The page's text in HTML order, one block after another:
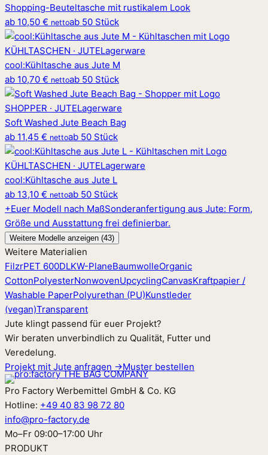
Shopping-Beuteltasche mit rustikalem Look
ab 10,50 € nettoab 50 Stück
KÜHLTASCHEN · JUTELagerware
cool:Kühltasche aus Jute M
ab 10,70 € nettoab 50 Stück
SHOPPER · JUTELagerware
Soft Washed Jute Beach Bag
ab 11,45 € nettoab 50 Stück
KÜHLTASCHEN · JUTELagerware
cool:Kühltasche aus Jute L
ab 13,10 € nettoab 50 Stück
+Euer Modell nach MaßSonderanfertigung aus Jute: Form,
Größe und Ausstattung frei definierbar.
Weitere Modelle anzeigen (43)
Weitere Materialien
FilzrPET 600DLKW-PlaneBaumwolleOrganic
CottonPolyesterNonwovenUpcyclingCanvasKraftpapier /
Washable PaperPolyurethan (PU)Kunstleder
(vegan)Transparent
Jute klingt passend für euer Projekt?
Wir beraten unverbindlich zu Qualität, Futter und
Veredelung.
Projekt mit Jute anfragen →Muster bestellen
Pro Factory Werbemittel GmbH & Co. KG
Hotline: +49 40 83 98 72 80
info@pro-factory.de
Mo–Fr 09:00–17:00 Uhr
PRODUKT